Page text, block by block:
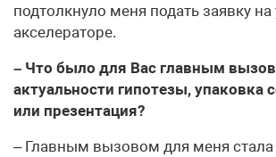
подтолкнуло меня подать заявку на
акселераторе.
– Что было для Вас главным
актуальности гипотезы, упаковка
или презентация?
– Главным вызовом для меня стала